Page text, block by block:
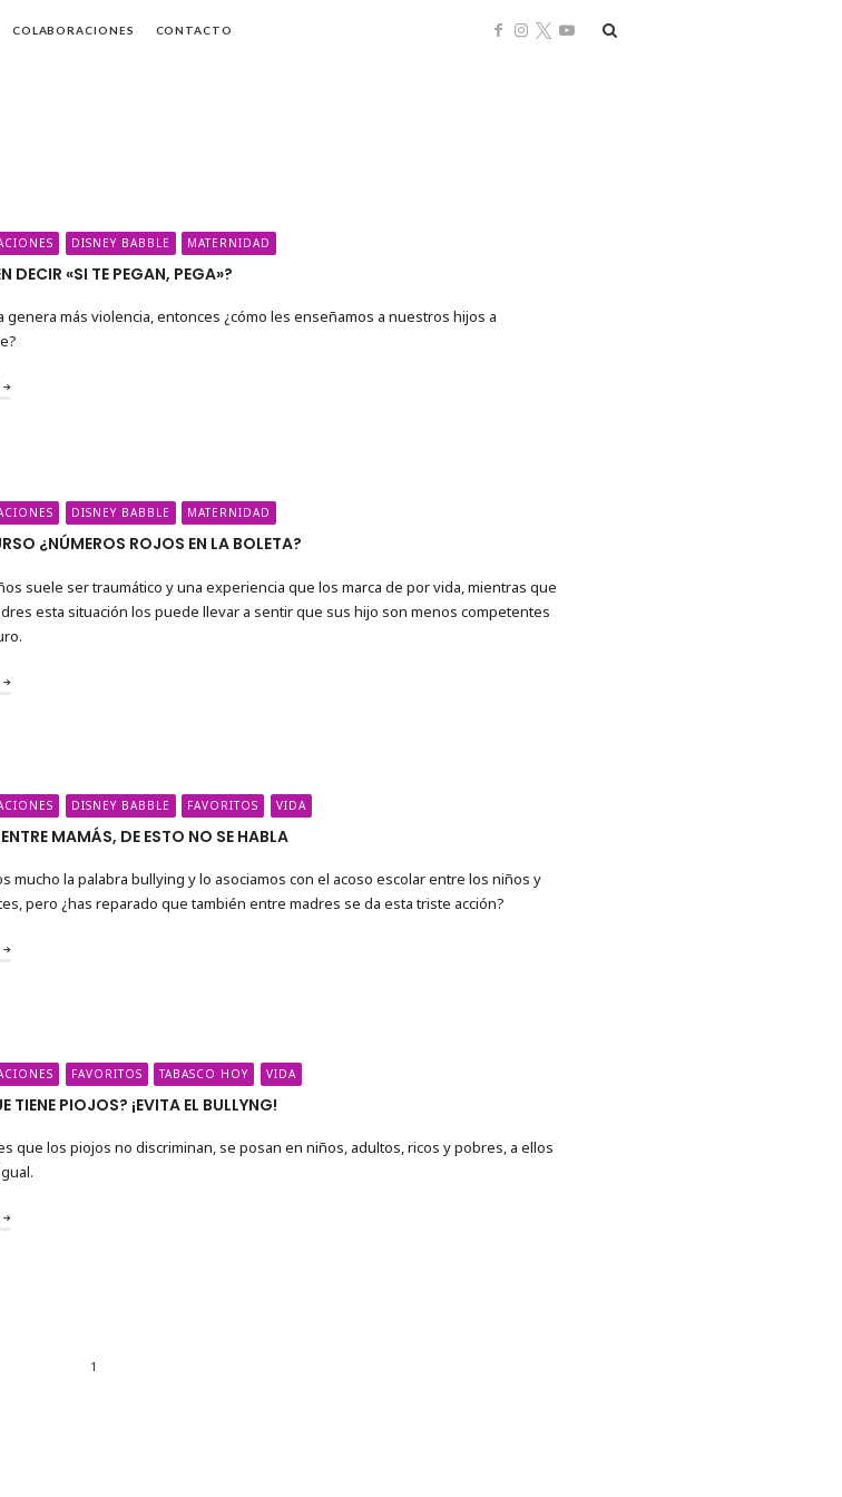
COLABORACIONES CONTACTO
DISNEY BABBLE MATERNIDAD
DECIR «SI TE PEGAN, PEGA»?
genera más violencia, entonces ¿cómo les enseñamos a nuestros hijos a
DISNEY BABBLE MATERNIDAD
¿NÚMEROS ROJOS EN LA BOLETA?
suele ser traumático y una experiencia que los marca de por vida, mientras que
esta situación los puede llevar a sentir que sus hijo son menos competentes
DISNEY BABBLE FAVORITOS VIDA
MAMÁS, DE ESTO NO SE HABLA
mucho la palabra bullying y lo asociamos con el acoso escolar entre los niños y
pero ¿has reparado que también entre madres se da esta triste acción?
FAVORITOS TABASCO HOY VIDA
TIENE PIOJOS? ¡EVITA EL BULLYNG!
que los piojos no discriminan, se posan en niños, adultos, ricos y pobres, a ellos
1